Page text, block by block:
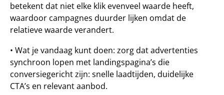
betekent dat niet elke klik evenveel waarde heeft,
waardoor campagnes duurder lijken omdat de
relatieve waarde verandert.
• Wat je vandaag kunt doen: zorg dat advertenties
synchroon lopen met landingspagina’s die
conversiegericht zijn: snelle laadtijden, duidelijke
CTA’s en relevant aanbod.